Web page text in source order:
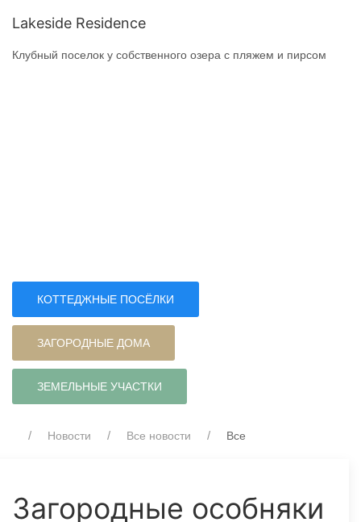
Lakeside Residence
Клубный поселок у собственного озера с пляжем и пирсом
КОТТЕДЖНЫЕ ПОСЁЛКИ
ЗАГОРОДНЫЕ ДОМА
ЗЕМЕЛЬНЫЕ УЧАСТКИ
Новости Все новости Все
Загородные особняки